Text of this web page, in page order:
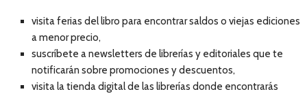
visita ferias del libro para encontrar saldos o viejas ediciones
a menor precio,
suscríbete a newsletters de librerías y editoriales que te
notificarán sobre promociones y descuentos,
visita la tienda digital de las librerías donde encontrarás